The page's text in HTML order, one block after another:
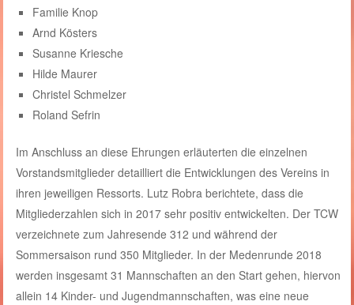
Familie Knop
Arnd Kösters
Susanne Kriesche
Hilde Maurer
Christel Schmelzer
Roland Sefrin
Im Anschluss an diese Ehrungen erläuterten die einzelnen
Vorstandsmitglieder detailliert die Entwicklungen des Vereins in
ihren jeweiligen Ressorts. Lutz Robra berichtete, dass die
Mitgliederzahlen sich in 2017 sehr positiv entwickelten. Der TCW
verzeichnete zum Jahresende 312 und während der
Sommersaison rund 350 Mitglieder. In der Medenrunde 2018
werden insgesamt 31 Mannschaften an den Start gehen, hiervon
allein 14 Kinder- und Jugendmannschaften, was eine neue